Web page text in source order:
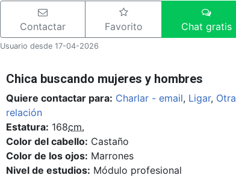
Contactar Favorito Chat gratis
Usuario desde 17-04-2026
Chica buscando mujeres y hombres
Quiere contactar para: Charlar - email, Ligar, Otra
relación
Estatura: 168cm.
Color del cabello: Castaño
Color de los ojos: Marrones
Nivel de estudios: Módulo profesional